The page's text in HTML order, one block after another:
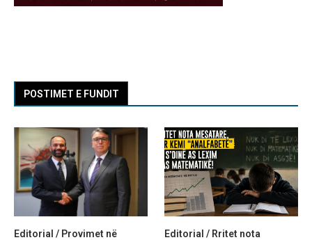
POSTIMET E FUNDIT
Editorial / Provimet në
Editorial / Rritet nota